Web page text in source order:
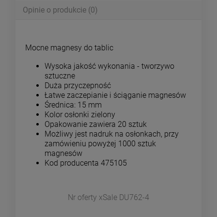
Opinie o produkcie (0)
Mocne magnesy do tablic
Wysoka jakość wykonania - tworzywo
sztuczne
Duża przyczepność
Łatwe zaczepianie i ściąganie magnesów
Średnica: 15 mm
Kolor osłonki zielony
Opakowanie zawiera 20 sztuk
Możliwy jest nadruk na osłonkach, przy
zamówieniu powyżej 1000 sztuk
magnesów
Kod producenta 475105
Nr oferty xSale DU762-4